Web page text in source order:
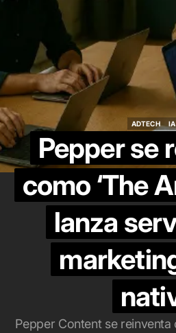
ADTECH
IA
Pepper se
como ‘The
lanza
Pepper Content se